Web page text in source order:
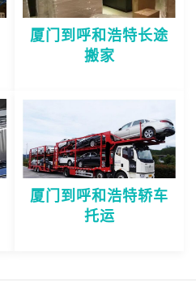
厦门到呼和浩特长途
搬家
厦门到呼和浩特轿车
托运